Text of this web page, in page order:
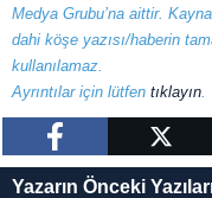
Medya Grubu’na aittir.
dahi köşe yazısı/haberin
kullanılamaz.
Ayrıntılar için lütfen tıklayın
Yazarın Önceki